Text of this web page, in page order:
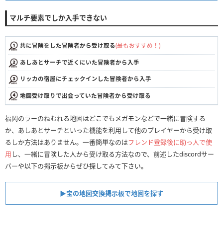
マルチ要素でしか入手できない
共に冒険をした冒険者から受け取る(最もおすすめ！)
あしあとサーチで近くにいた冒険者から入手
リッカの宿屋にチェックインした冒険者から入手
地図受け取りで出会っていた冒険者から受け取る
福岡のラーのねむれる地図はどこでもメガモンなどで一緒に冒険する
か、あしあとサーチといった機能を利用して他のプレイヤーから受け取
るしか方法はありません。一番簡単なのはフレンド登録後に助っ人で使
用 し、一緒に冒険した人から受け取る方法なので、前述したdiscordサー
バーや以下の掲示板からぜひ探してみて下さい。
▶︎宝の地図交換掲示板で地図を探す